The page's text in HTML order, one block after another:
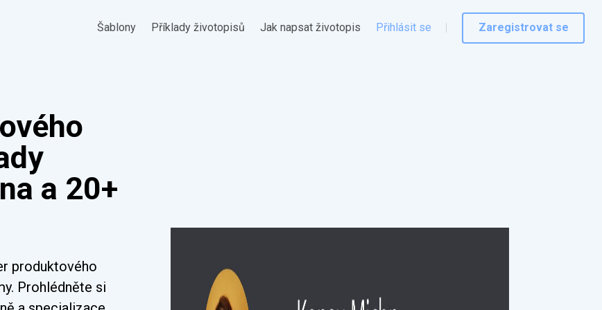
Šablony Příklady životopisů Jak napsat životopis Přihlásit se Zaregistrovat se
a 20+
produktového
Prohlédněte si